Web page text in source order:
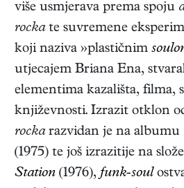
više usmjerava prema spoju
rockate suvremene
koji naziva »plastičnim
utjecajem Briana Ena,
elementima kazališta, filma,
književnosti. Izrazit otklon
rockarazvidan je na albumu
(1975) te još izrazitije na
Station (1976),funk-soul